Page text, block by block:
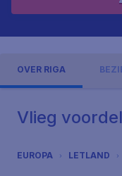
OVER RIGA
Vlieg
EUROPA LETLAND